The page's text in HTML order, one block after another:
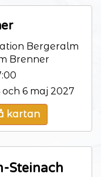
Bergeralm
Brenner
6 maj 2027
kartan
Steinach